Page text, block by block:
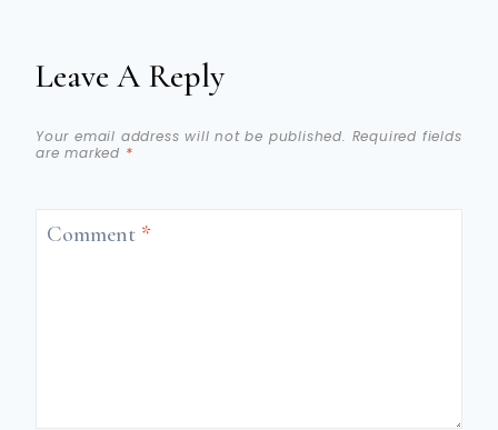
Leave A Reply
Your email address will not be published. Required fields
are marked *
Comment *